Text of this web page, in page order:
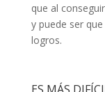
que al
y puede ser
logros.